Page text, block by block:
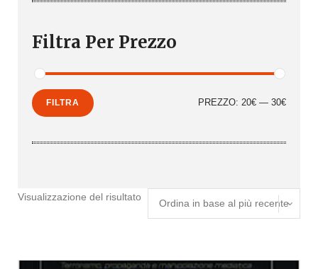
Filtra Per Prezzo
Prezzo
Prezzo
FILTRA PREZZO: 20€ — 30€
Visualizzazione del risultato